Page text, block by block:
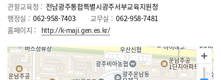
관할교육청 : 전남광주통합특별시광주서부교육지원청
행정실 : 062-958-7403 교무실 : 062-958-7481
홈페이지 :
http://k-maji.gen.es.kr/